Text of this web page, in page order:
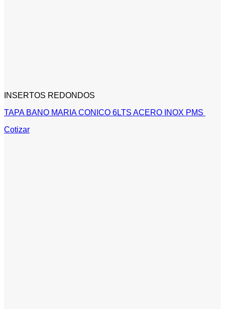
INSERTOS REDONDOS
TAPA BANO MARIA CONICO 6LTS ACERO INOX PMS
Cotizar